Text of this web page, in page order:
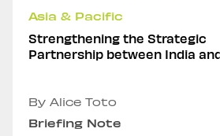
Asia & Pacific
Strengthening the Strategic
Partnership between India
By Alice Toto
Briefing Note